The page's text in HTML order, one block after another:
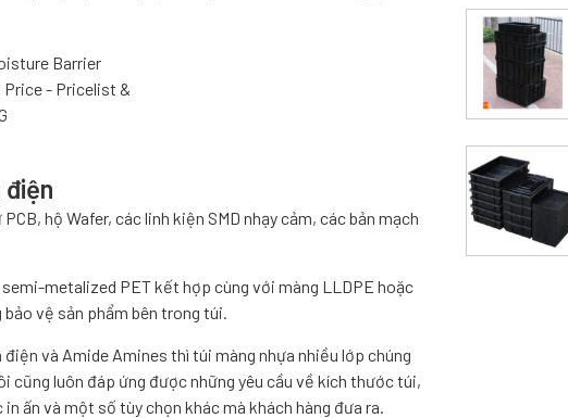
hộ Wafer, các linh kiện SMD nhạy cảm, các bản mạch
metalized PET kết hợp cùng với màng LLDPE hoặc
vệ sản phẩm bên trong túi.
và Amide Amines thì túi màng nhựa nhiều lớp chúng
cũng luôn đáp ứng được những yêu cầu về kích thước túi,
ấn và một số tùy chọn khác mà khách hàng đưa ra.